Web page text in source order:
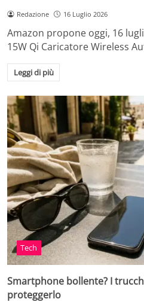
Redazione 16 Luglio 2026
Amazon propone oggi, 16
15W Qi Caricatore Wireless
Leggi di più
Tech
Smartphone bollente? I
proteggerlo